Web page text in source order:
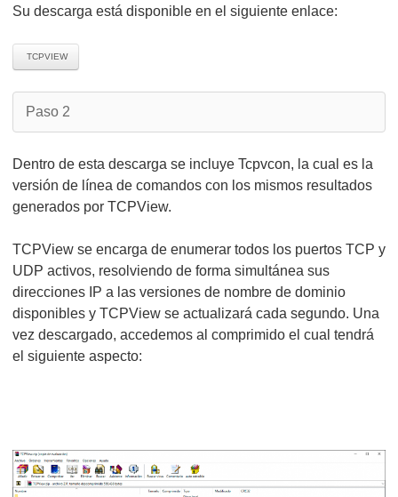
Su descarga está disponible en el siguiente enlace:
TCPVIEW
Paso 2
Dentro de esta descarga se incluye Tcpvcon, la cual es la
versión de línea de comandos con los mismos resultados
generados por TCPView.
TCPView se encarga de enumerar todos los puertos TCP y
UDP activos, resolviendo de forma simultánea sus
direcciones IP a las versiones de nombre de dominio
disponibles y TCPView se actualizará cada segundo. Una
vez descargado, accedemos al comprimido el cual tendrá
el siguiente aspecto: